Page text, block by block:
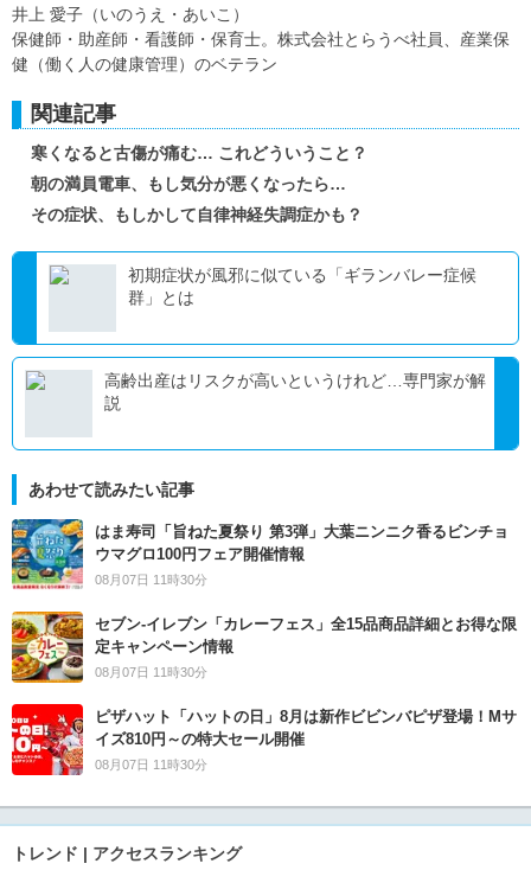
井上 愛子（いのうえ・あいこ）
保健師・助産師・看護師・保育士。株式会社とらうべ社員、産業保
健（働く人の健康管理）のベテラン
関連記事
寒くなると古傷が痛む… これどういうこと？
朝の満員電車、もし気分が悪くなったら…
その症状、もしかして自律神経失調症かも？
初期症状が風邪に似ている「ギランバレー症候
群」とは
高齢出産はリスクが高いというけれど…専門家が解
説
あわせて読みたい記事
はま寿司「旨ねた夏祭り 第3弾」大葉ニンニク香るビンチョ
ウマグロ100円フェア開催情報
08月07日 11時30分
セブン‐イレブン「カレーフェス」全15品商品詳細とお得な限
定キャンペーン情報
08月07日 11時30分
ピザハット「ハットの日」8月は新作ビビンバピザ登場！Mサ
イズ810円～の特大セール開催
08月07日 11時30分
トレンド | アクセスランキング